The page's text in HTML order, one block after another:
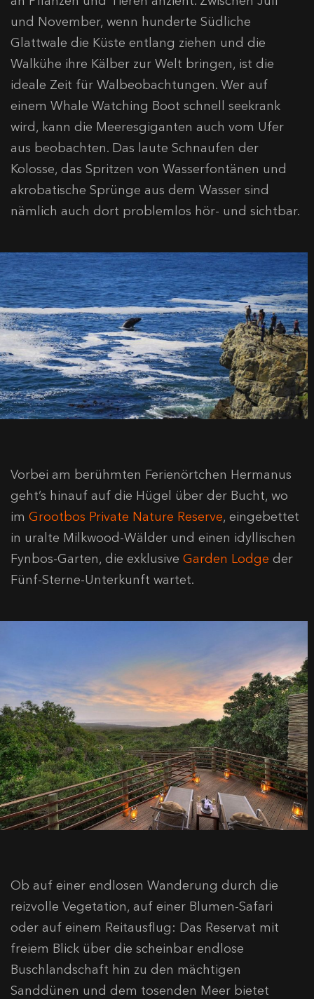
und November, wenn hunderte Südliche
Glattwale die Küste entlang ziehen und die
Walkühe ihre Kälber zur Welt bringen, ist die
ideale Zeit für Walbeobachtungen. Wer auf
einem Whale Watching Boot schnell seekrank
wird, kann die Meeresgiganten auch vom Ufer
aus beobachten. Das laute Schnaufen der
Kolosse, das Spritzen von Wasserfontänen und
akrobatische Sprünge aus dem Wasser sind
nämlich auch dort problemlos hör- und sichtbar.
Vorbei am berühmten Ferienörtchen Hermanus
geht’s hinauf auf die Hügel über der Bucht, wo
im Grootbos Private Nature Reserve, eingebettet
in uralte Milkwood-Wälder und einen idyllischen
Fynbos-Garten, die exklusive Garden Lodge der
Fünf-Sterne-Unterkunft wartet.
Ob auf einer endlosen Wanderung durch die
reizvolle Vegetation, auf einer Blumen-Safari
oder auf einem Reitausflug: Das Reservat mit
freiem Blick über die scheinbar endlose
Buschlandschaft hin zu den mächtigen
Sanddünen und dem tosenden Meer bietet